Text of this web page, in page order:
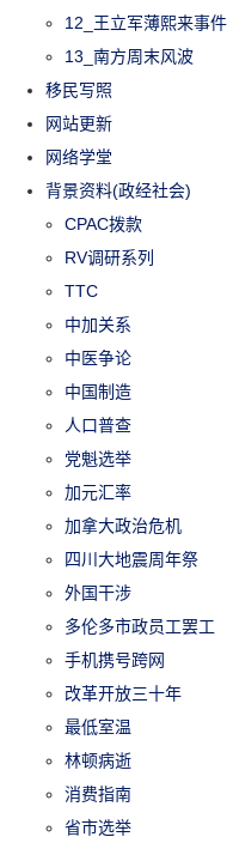
12_王立军薄熙来事件
13_南方周末风波
移民写照
网站更新
网络学堂
背景资料(政经社会)
CPAC拨款
RV调研系列
TTC
中加关系
中医争论
中国制造
人口普查
党魁选举
加元汇率
加拿大政治危机
四川大地震周年祭
外国干涉
多伦多市政员工罢工
手机携号跨网
改革开放三十年
最低室温
林顿病逝
消费指南
省市选举